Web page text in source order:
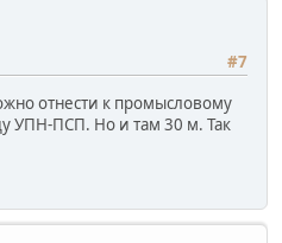
#7
отнести к промысловому
УПН-ПСП. Но и там 30 м. Так